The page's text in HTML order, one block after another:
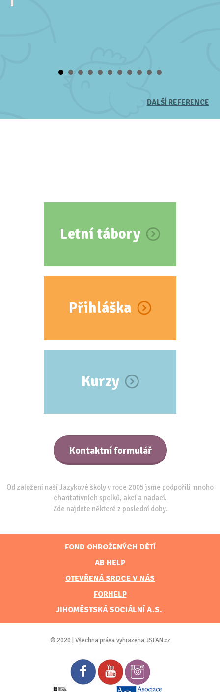
DALŠÍ REFERENCE
Letní tábory
Přihláška
Kurzy
Kontaktní formulář
Od založení naší Jazykové školy v roce 2005 jsme podpořili mnoho
charitativních spolků, akcí a nadací.
Zde najdete některé z poslední doby.
FOND OHROŽENÝCH DĚTÍ
AB HELP
OTEVŘENÁ SRDCE V NÁS
FORHELP
JIHOMĚSTSKÁ SOCIÁLNÍ A.S.
© 2020 | Všechna práva vyhrazena JSFAN.cz